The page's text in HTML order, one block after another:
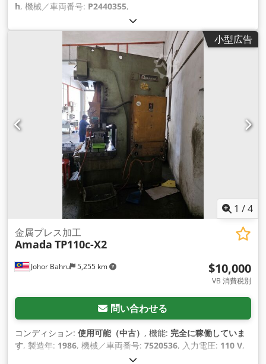
h, 機械／車両番号: P2440355,
小型広告
1 /4
Johor Bahru 5,255 km
金属プレス加工
Amada TP110c-X2
$10,000
VB 消費税別
問い合わせる
コンディション: 使用可能（中古） , 機能: 完全に稼働していま
す, 製造年: 1986, 機械／車両番号: 7520536, 入力電圧: 110 V,
60 ヘルツ